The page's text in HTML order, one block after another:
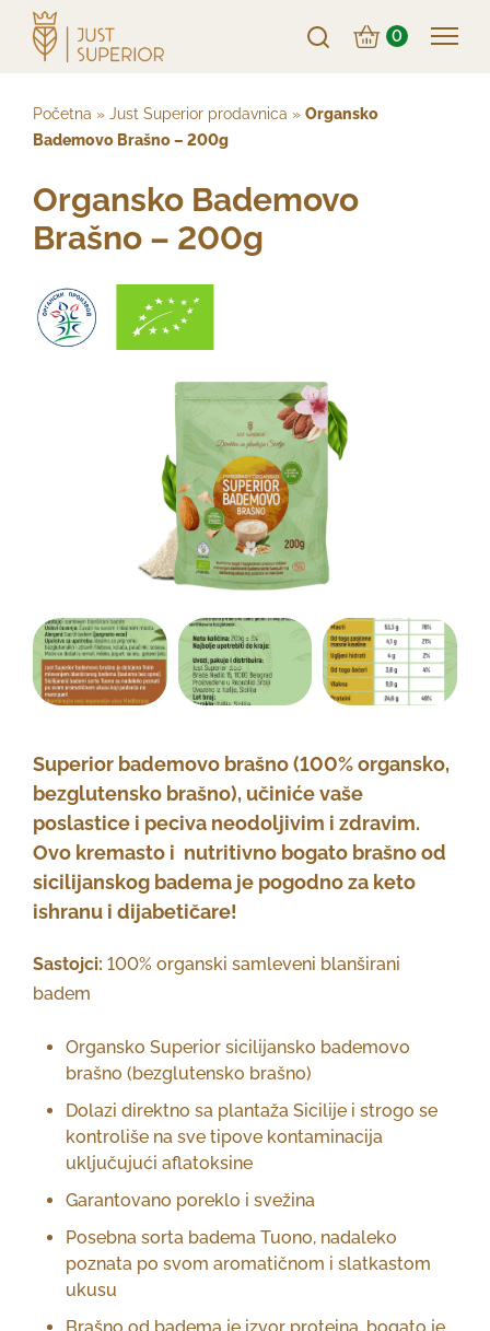
0
Početna » Just Superior prodavnica » Organsko
Bademovo Brašno – 200g
Organsko Bademovo
Brašno – 200g
Superior bademovo brašno (100% organsko,
bezglutensko brašno), učiniće vaše
poslastice i peciva neodoljivim i zdravim.
Ovo kremasto i nutritivno bogato brašno od
sicilijanskog badema je pogodno za keto
ishranu i dijabetičare!
Sastojci: 100% organski samleveni blanširani
badem
Organsko Superior sicilijansko bademovo
brašno (bezglutensko brašno)
Dolazi direktno sa plantaža Sicilije i strogo se
kontroliše na sve tipove kontaminacija
uključujući aflatoksine
Garantovano poreklo i svežina
Posebna sorta badema Tuono, nadaleko
poznata po svom aromatičnom i slatkastom
ukusu